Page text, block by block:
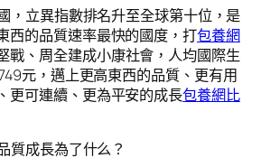
，立異指數排名升至全球第十位，是
西的品質速率最快的國度，打包養網
戰、周全建成小康社會，人均國際生
元，邁上更高東西的品質、更有用
更可連續、更為平安的成長包養網比
質成長為了什么？